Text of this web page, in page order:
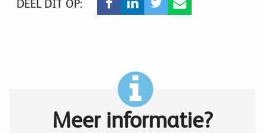
DEEL DIT OP:
Meer informatie?